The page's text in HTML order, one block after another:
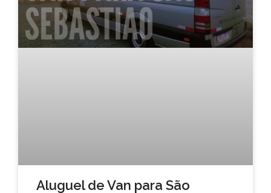
Aluguel de Van para São